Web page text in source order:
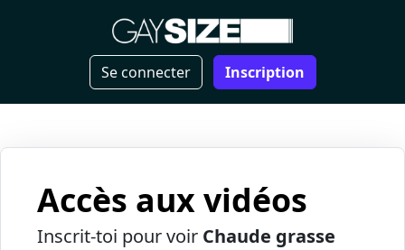
Se connecter Inscription
Accès aux vidéos
Inscrit-toi pour voir Chaude grasse